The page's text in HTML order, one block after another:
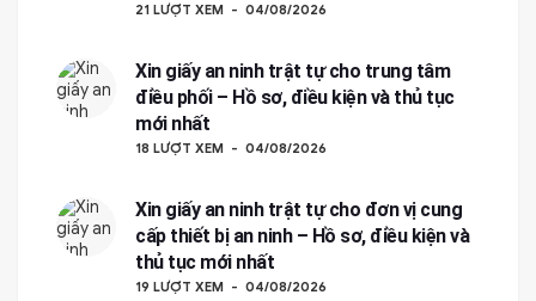
21 LƯỢT XEM 04/08/2026
Xin giấy an ninh trật tự cho trung tâm
điều phối – Hồ sơ, điều kiện và thủ tục
mới nhất
18 LƯỢT XEM 04/08/2026
Xin giấy an ninh trật tự cho đơn vị cung
cấp thiết bị an ninh – Hồ sơ, điều kiện và
thủ tục mới nhất
19 LƯỢT XEM 04/08/2026